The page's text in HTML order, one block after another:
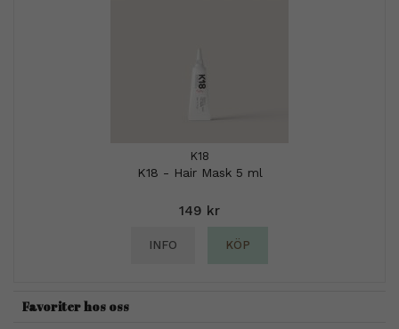
K18
K18 - Hair Mask 5 ml
149 kr
INFO KÖP
Favoriter hos oss